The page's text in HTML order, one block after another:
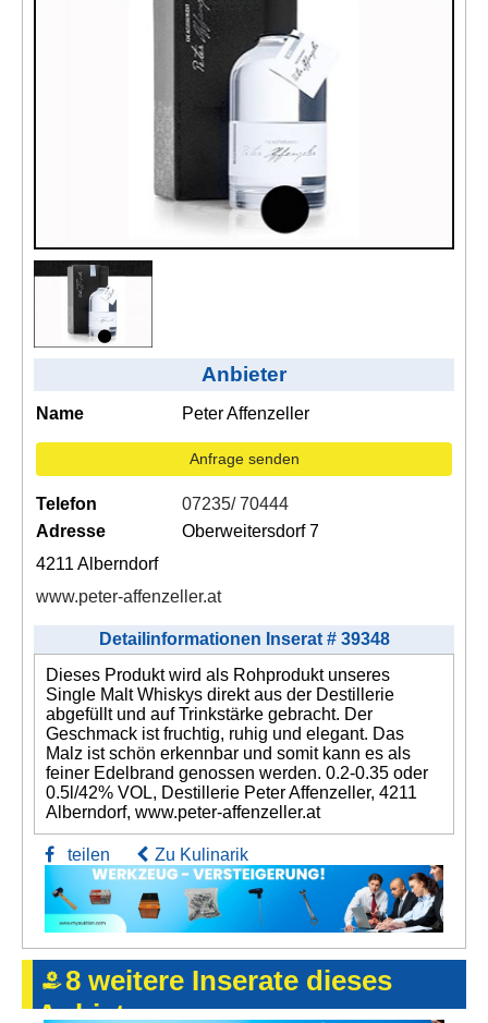
AGB, Nutzungsbedingungen
Anbieter
Name Peter Affenzeller
Anfrage senden
Telefon
07235/ 70444
Adresse
Oberweitersdorf 7
4211 Alberndorf
www.peter-affenzeller.at
Detailinformationen Inserat # 39348
Dieses Produkt wird als Rohprodukt unseres
Single Malt Whiskys direkt aus der Destillerie
abgefüllt und auf Trinkstärke gebracht. Der
Geschmack ist fruchtig, ruhig und elegant. Das
Malz ist schön erkennbar und somit kann es als
feiner Edelbrand genossen werden. 0.2-0.35 oder
0.5l/42% VOL, Destillerie Peter Affenzeller, 4211
Alberndorf, www.peter-affenzeller.at
teilen Zu Kulinarik
8 weitere Inserate dieses
Anbieters